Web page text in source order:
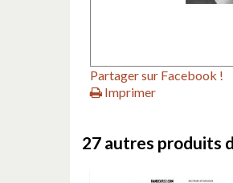
Partager sur Facebook !
Imprimer
27 autres produits